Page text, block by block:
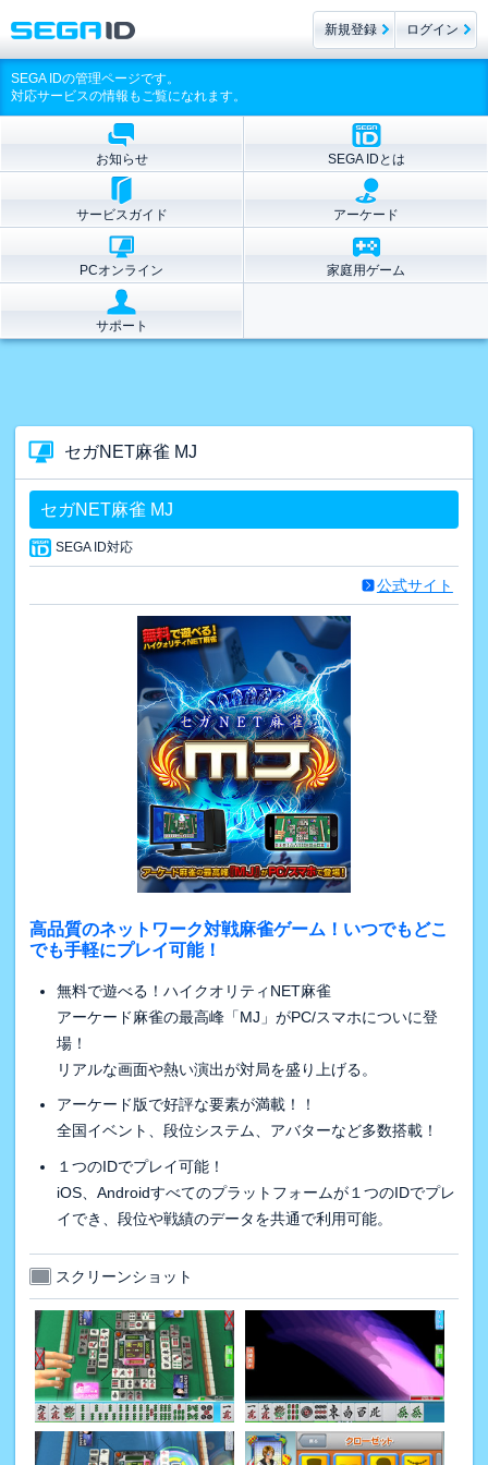
SEGA IDの管理ページです。
対応サービスの情報もご覧になれます。
お知らせ SEGA IDとは
サービスガイド アーケード
PCオンライン 家庭用ゲーム
サポート
セガNET麻雀 MJ
セガNET麻雀 MJ
SEGA ID対応
公式サイト
高品質のネットワーク対戦麻雀ゲーム！いつでもどこ
でも手軽にプレイ可能！
無料で遊べる！ハイクオリティNET麻雀
アーケード麻雀の最高峰「MJ」がPC/スマホについに登
場！
リアルな画面や熱い演出が対局を盛り上げる。
アーケード版で好評な要素が満載！！
全国イベント、段位システム、アバターなど多数搭載！
１つのIDでプレイ可能！
iOS、Androidすべてのプラットフォームが１つのIDでプレ
イでき、段位や戦績のデータを共通で利用可能。
スクリーンショット
新規登録 ログイン